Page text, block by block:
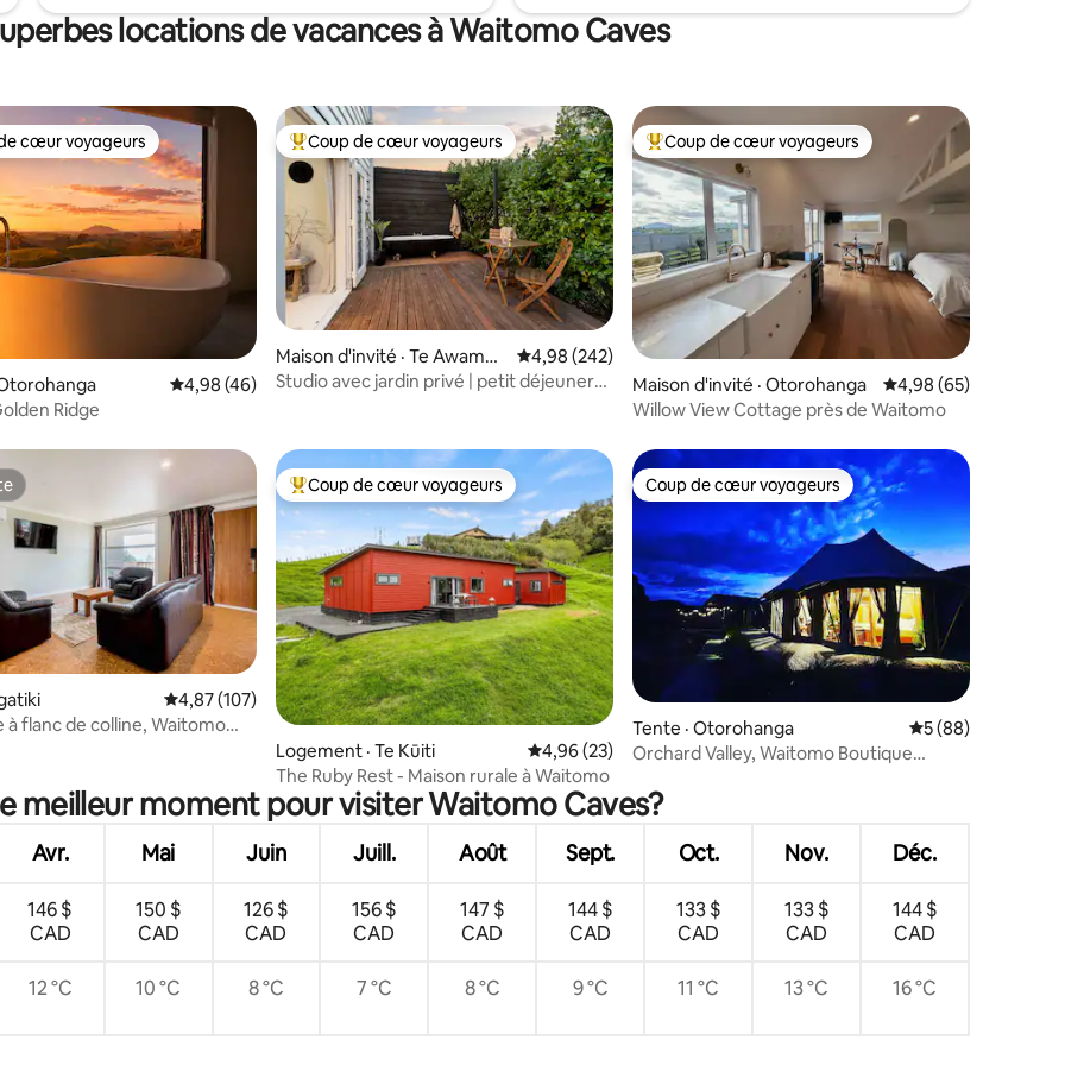
locations de vacances à Waitomo Caves
5, 197 commentaires
cœur voyageurs parmi les plus aimés
cœur voyageurs
Note moyenne de 4,98 sur 5, 46 commentaires
4,98 (46)
Ridge
Coup de cœur voyageurs parmi les plus aimés
Coup de cœur voyageurs
Maison d'invité · Te Awamut
u
Note moyenne de 4,98 sur 5, 242 commentaires
4,98 (242)
Studio avec jardin privé | petit déjeuner
Coup de cœur voyageurs parmi les plus aimés
Coup de cœur voyageurs
Maison d'invité · Otorohanga Note moyenne de
4,98 (65)
Willow View Cottage près de Waitomo
5, 33 commentairesNote moyenne de 4,87 sur 5, 107 commentaires
4,87 (107)
à flanc de colline, Waitomo
Coup de cœur voyageurs parmi les plus aimés
Coup de cœur voyageurs
Logement · Te Kūiti Note moyenne de 4,96 sur 5, 23 commentaires
4,96 (23)
The Ruby Rest - Maison rurale à Waitomo
Coup de cœur voyageurs
Coup de cœur voyageurs
Tente · Otorohanga Note moyenne de
5 (88)
Orchard Valley, Waitomo Boutique
meilleur moment pour visiter Waitomo Caves?
Avr. Mai Juin Juill. Août Sept. Oct. Nov. Déc.
146 $
CAD
150 $
CAD
126 $
CAD
156 $
CAD
147 $
CAD
144 $
CAD
133 $
CAD
133 $
CAD
144 $
CAD
12 °C 10 °C 8 °C 7 °C 8 °C 9 °C 11 °C 13 °C 16 °C